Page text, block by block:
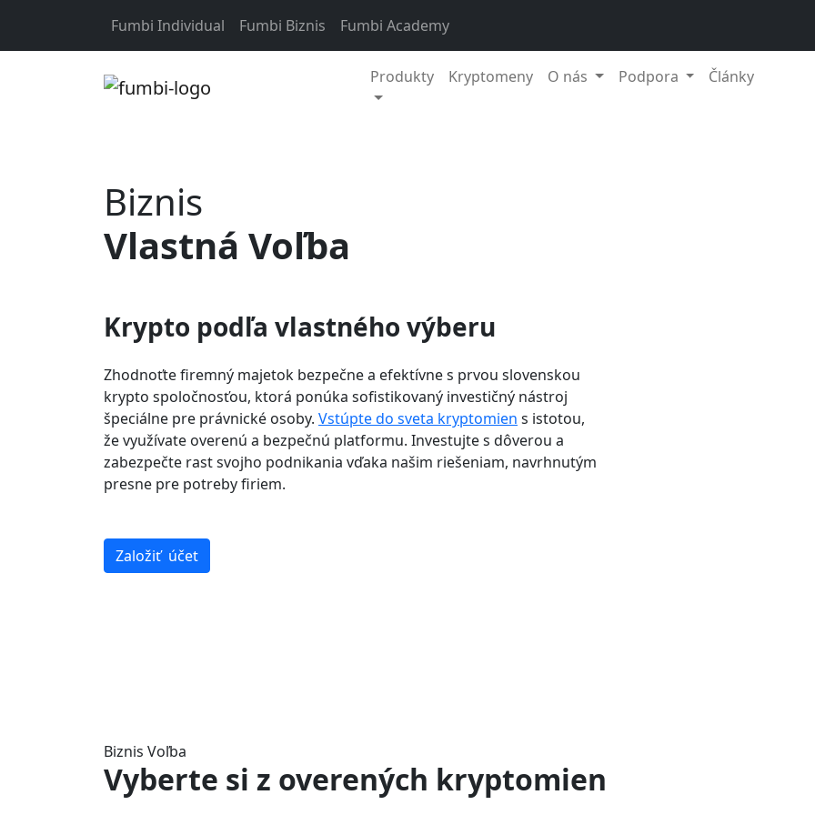
Fumbi Individual Fumbi Biznis Fumbi Academy
Produkty Kryptomeny O nás Podpora Články
Biznis
Vlastná Voľba
Krypto podľa vlastného výberu
Zhodnoťte firemný majetok bezpečne a efektívne s prvou slovenskou
krypto spoločnosťou, ktorá ponúka sofistikovaný investičný nástroj
špeciálne pre právnické osoby. Vstúpte do sveta kryptomien s istotou,
že využívate overenú a bezpečnú platformu. Investujte s dôverou a
zabezpečte rast svojho podnikania vďaka našim riešeniam, navrhnutým
presne pre potreby firiem.
Založiť účet
Biznis Voľba
Vyberte si z overených kryptomien